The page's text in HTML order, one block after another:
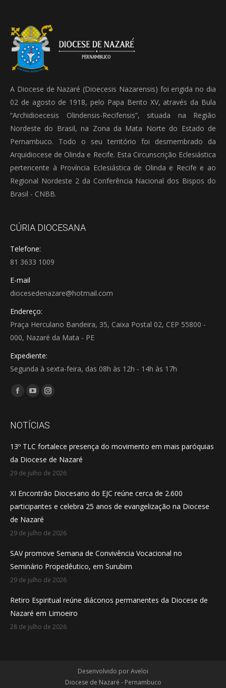
A Diocese de Nazaré (Dioecesis Nazarensis) foi erigida no dia
02 de agosto de 1918, pelo Papa Bento XV, através da Bula
“Archidioecesis Olindensis-Recifensis”, situada na Região
Nordeste do Brasil, na Zona da Mata Norte do Estado de
Pernambuco. Todo o seu território foi desmembrado da
Arquidiocese de Olinda e Recife. Esta Circunscrição Eclesiástica
pertencente à Província Eclesiástica de Olinda e Recife e ao
Regional Nordeste 2 da Conferência Nacional dos Bispos do
Brasil - CNBB.
CÚRIA DIOCESANA
Telefone:
81 3633 1009
E-mail
diocesedenazare@hotmail.com
Endereço:
Praça Herculano Bandeira, 35, Caixa Postal 02, CEP 55800 -
000, Nazaré da Mata - PE
Expediente:
Segunda à sexta-feira, das 08h às 12h - 14h às 17h
Encontre-nos em:
Facebook
opens
new
window
YouTube
opens
new
window
Instagram
opens
new
window
NOTÍCIAS
13º TLC fortalece presença do movimento em mais paróquias
da Diocese de Nazaré
29 de julho de 2026
XI Encontrão Diocesano do EJC reúne cerca de 2.600
participantes e celebra 25 anos de evangelização na Diocese
de Nazaré
29 de julho de 2026
SAV promove Semana de Convivência Vocacional no
Seminário Propedêutico, em Surubim
29 de julho de 2026
Retiro Espiritual reúne diáconos permanentes da Diocese de
Nazaré em Limoeiro
28 de julho de 2026
Desenvolvido porAveloi
Diocese de Nazaré - Pernambuco